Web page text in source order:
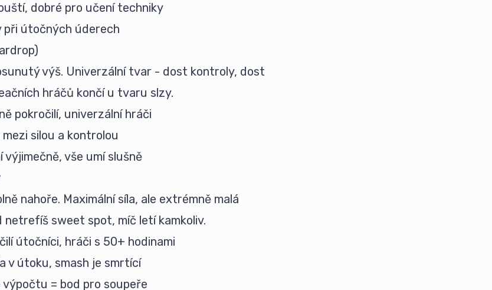
dobré pro učení techniky
při útočných úderech
výš. Univerzální tvar - dost kontroly, dost
hráčů končí u tvaru slzy.
pokročilí, univerzální hráči
silou a kontrolou
výjimečně, vše umí slušně
nahoře. Maximální síla, ale extrémně malá
netrefíš sweet spot, míč letí kamkoliv.
útočníci, hráči s 50+ hodinami
v útoku, smash je smrtící
výpočtu = bod pro soupeře